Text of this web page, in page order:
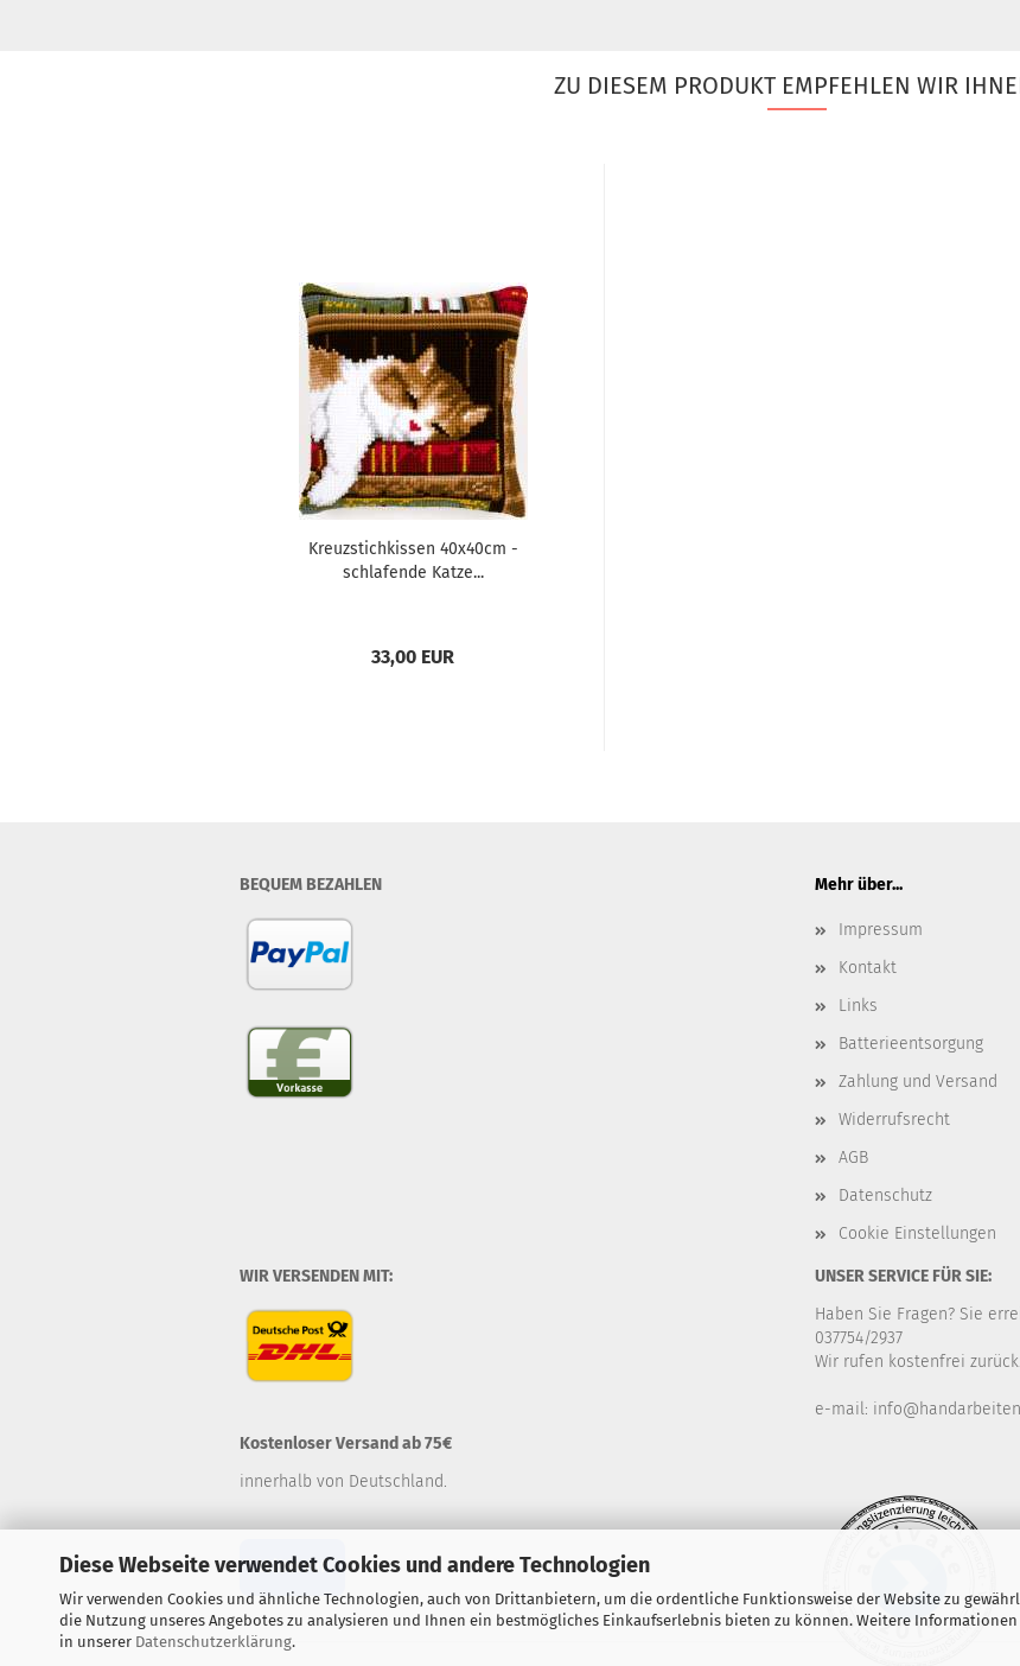
Diese Webseite verwendet Cookies und andere Technologien
Wir verwenden Cookies und ähnliche Technologien, auch von Drittanbietern, um die ordentliche Funktionsweise der Website zu
die Nutzung unseres Angebotes zu analysieren und Ihnen ein bestmögliches Einkaufserlebnis bieten zu können. Weitere Informationen
in unserer Datenschutzerklärung.
ZU DIESEM PRODUKT EMPFEHLEN WIR
Kreuzstichkissen 40x40cm -
schlafende Katze...
33,00 EUR
BEQUEM BEZAHLEN Mehr über...
Impressum
Kontakt
Links
Batterieentsorgung
Zahlung und Versand
Widerrufsrecht
AGB
Datenschutz
Cookie Einstellungen
WIR VERSENDEN MIT:
Kostenloser Versand ab 75€
innerhalb von Deutschland.
Widerruf
UNSER SERVICE FÜR SIE:
Haben Sie Fragen? Sie
037754/2937
Wir rufen kostenfrei zurück.
e-mail: